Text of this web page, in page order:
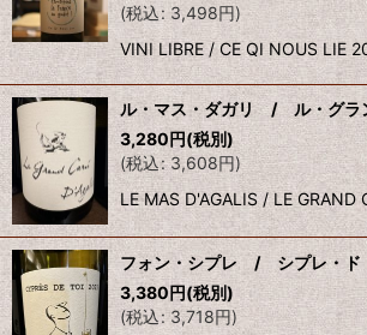
(税込: 3,498円)
VINI LIBRE / CE QI NOUS LIE
ル・マス・ダガリ / ル・グ
3,280 円(税別)
(税込: 3,608円)
LE MAS D'AGALIS / LE
フォン・シプレ / シプレ・
3,380円(税別)
(税込: 3,718円)